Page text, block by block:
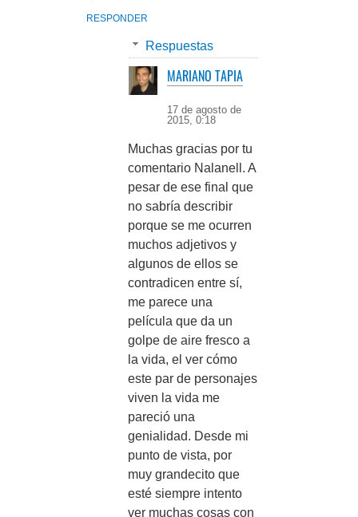
RESPONDER
Respuestas
MARIANO TAPIA
17 de agosto de
2015, 0:18
Muchas gracias por tu
comentario Nalanell. A
pesar de ese final que
no sabría describir
porque se me ocurren
muchos adjetivos y
algunos de ellos se
contradicen entre sí,
me parece una
película que da un
golpe de aire fresco a
la vida, el ver cómo
este par de personajes
viven la vida me
pareció una
genialidad. Desde mi
punto de vista, por
muy grandecito que
esté siempre intento
ver muchas cosas con